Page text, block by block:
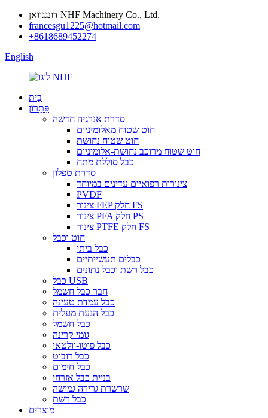
דונגגוואן NHF Machinery Co., Ltd.
francesgu1225@hotmail.com
+8618689452274
English
בַּיִת
פִּתָרוֹן
סדרת אנרגיה חדשה
חוט שטוח מאלומיניום
חוט שטוח נחושת
חוט שטוח מרוכב נחושת-אלומיניום
כבל סוללת מתח
סדרת טפלון
צינורות רפואיים עדינים במיוחד
PVDF
צינור FEP חלק FS
צינור PFA חלק PS
צינור PTFE חלק FS
חוט וכבל
כבל ביתי
כבלים תעשייתיים
כבל רשת וכבל נתונים
כבל USB
חבר כבל חשמל
כבל עמדת טעינה
כבל הנעת מעלית
כבל חשמל
גומי קרינה
כבל פוטו-וולטאי
כבל רובוט
כבל חימום
בניית כבל אזרחי
שרשרת גרירה גמישה
כבל רשת
מוצרים